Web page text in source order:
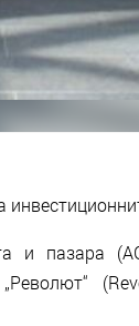
и пазара